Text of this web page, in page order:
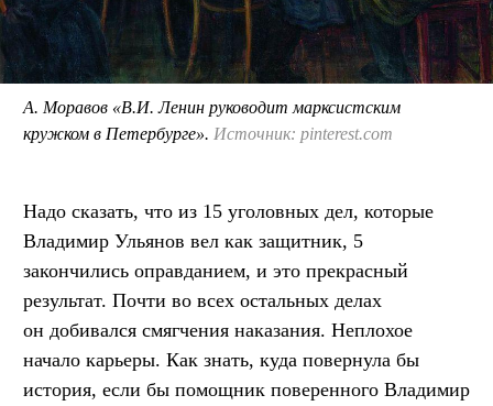
А. Моравов «В.И. Ленин руководит марксистским
кружком в Петербурге». Источник: pinterest.com
Надо сказать, что из 15 уголовных дел, которые
Владимир Ульянов вел как защитник, 5
закончились оправданием, и это прекрасный
результат. Почти во всех остальных делах
он добивался смягчения наказания. Неплохое
начало карьеры. Как знать, куда повернула бы
история, если бы помощник поверенного Владимир